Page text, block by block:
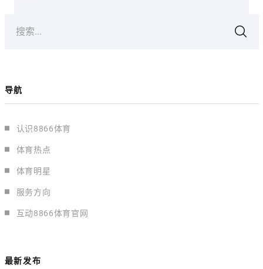
搜索...
导航
认识8866体育
体育热点
体育明星
服务方向
互动8866体育官网
最新发布